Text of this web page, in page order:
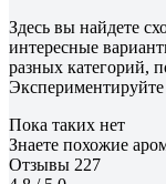
Здесь вы найдете
интересные
разных категорий,
Экспериментируйте
Пока таких нет
Знаете похожие
Отзывы 227